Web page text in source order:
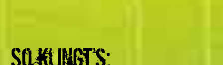
So klingt’s: